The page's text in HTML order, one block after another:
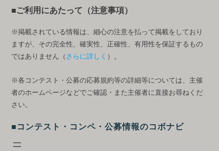
■ご利用にあたって（注意事項）
※掲載されている情報は、細心の注意を払って掲載をしており
ますが、その完全性、確実性、正確性、有用性を保証するもの
ではありません（ さらに詳しく ）。
※各コンテスト・公募の応募規約等の詳細等については、主催
者のホームページなどでご確認・また主催者に直接お尋ねくだ
さい。
■コンテスト・コンペ・公募情報のコボナビ